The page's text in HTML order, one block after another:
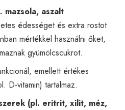
mazsola, aszalt
édességet és extra rostot
mértékkel használni őket,
gyümölcscukrot.
emellett értékes
D-vitamin) tartalmaz.
(pl. eritrit, xilit, méz,